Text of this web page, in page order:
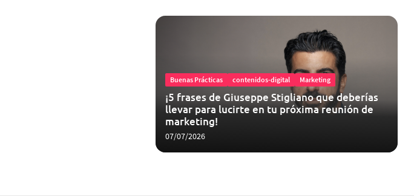
Buenas Prácticas contenidos-digital Marketing
¡5 frases de Giuseppe Stigliano que deberías
llevar para lucirte en tu próxima reunión de
marketing!
07/07/2026